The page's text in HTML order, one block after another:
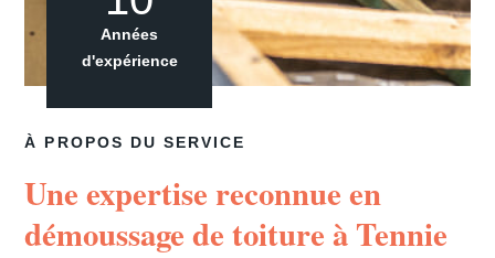
À PROPOS DU SERVICE
Une expertise reconnue en
démoussage de toiture à Tennie
Années
d'expérience